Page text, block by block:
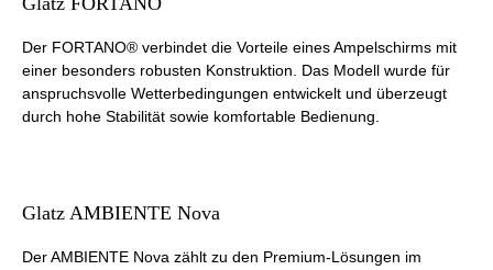
Der FORTANO® verbindet die Vorteile eines Ampelschirms mit
einer besonders robusten Konstruktion. Das Modell wurde für
anspruchsvolle Wetterbedingungen entwickelt und überzeugt
durch hohe Stabilität sowie komfortable Bedienung.
Glatz AMBIENTE Nova
Der AMBIENTE Nova zählt zu den Premium-Lösungen im